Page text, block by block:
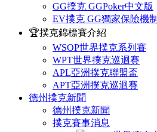
GG撲克 GGPoker中文版
EV撲克 GG獨家保險機制
🏆撲克錦標賽介紹
WSOP世界撲克系列賽
WPT世界撲克巡迴賽
APL亞洲撲克聯盟盃
APT亞洲撲克巡迴賽
德州撲克新聞
德州撲克新聞
撲克賽事消息